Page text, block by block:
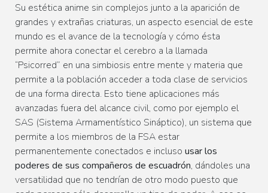
Su estética anime sin complejos junto a la aparición de
grandes y extrañas criaturas, un aspecto esencial de este
mundo es el avance de la tecnología y cómo ésta
permite ahora conectar el cerebro a la llamada
“Psicorred” en una simbiosis entre mente y materia que
permite a la población acceder a toda clase de servicios
de una forma directa. Esto tiene aplicaciones más
avanzadas fuera del alcance civil, como por ejemplo el
SAS (Sistema Armamentístico Sináptico), un sistema que
permite a los miembros de la FSA estar
permanentemente conectados e incluso usar los
poderes de sus compañeros de escuadrón, dándoles una
versatilidad que no tendrían de otro modo puesto que